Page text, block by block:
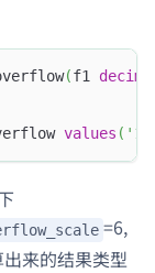
(f1
values (
=6,
来的结果类型